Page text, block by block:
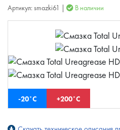
Артикул: smazki61 | В наличии
-20˚С +200˚С